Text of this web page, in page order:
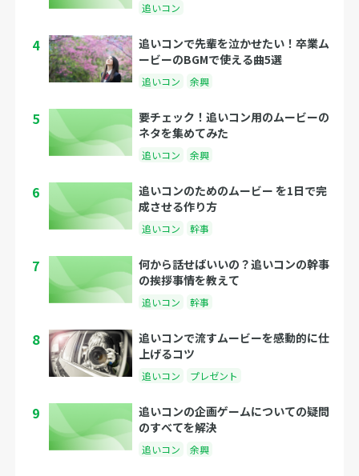
追いコン
4
追いコンで先輩を泣かせたい！卒業ム
ービーのBGMで使える曲5選
追いコン 余興
5
要チェック！追いコン用のムービーの
ネタを集めてみた
追いコン 余興
6
追いコンのためのムービー を1日で完
成させる作り方
追いコン 幹事
7
何から話せばいいの？追いコンの幹事
の挨拶事情を教えて
追いコン 幹事
8
追いコンで流すムービーを感動的に仕
上げるコツ
追いコン プレゼント
9
追いコンの企画ゲームについての疑問
のすべてを解決
追いコン 余興